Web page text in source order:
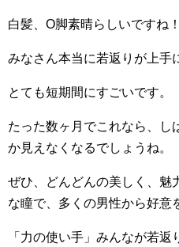
白髪、O脚素晴らしいですね！
みなさん本当に若返りが上手
とても短期間にすごいです。
たった数ヶ月でこれなら、し
か見えなくなるでしょうね。
ぜひ、どんどんの美しく、魅
な瞳で、多くの男性から好意
「力の使い手」みんなが若